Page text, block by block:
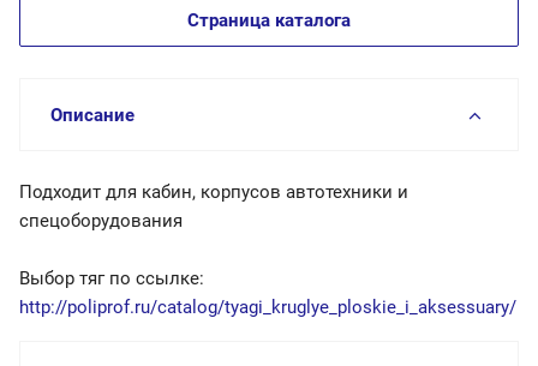
Страница каталога
Описание
Подходит для кабин, корпусов автотехники и
спецоборудования
Выбор тяг по ссылке:
http://poliprof.ru/catalog/tyagi_kruglye_ploskie_i_aksessuary/